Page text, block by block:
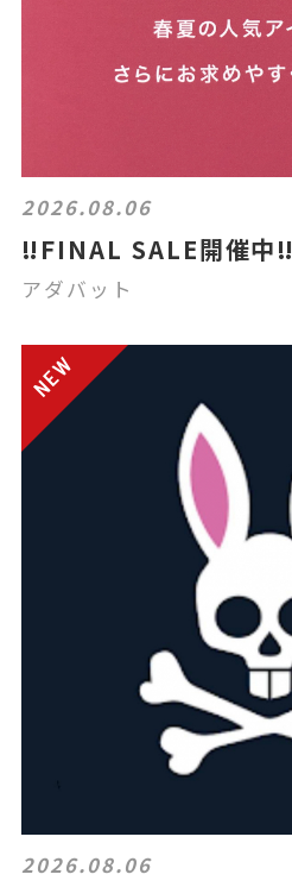
2026.08.06
‼️FINAL SALE開催中‼️
アダバット
2026.08.06